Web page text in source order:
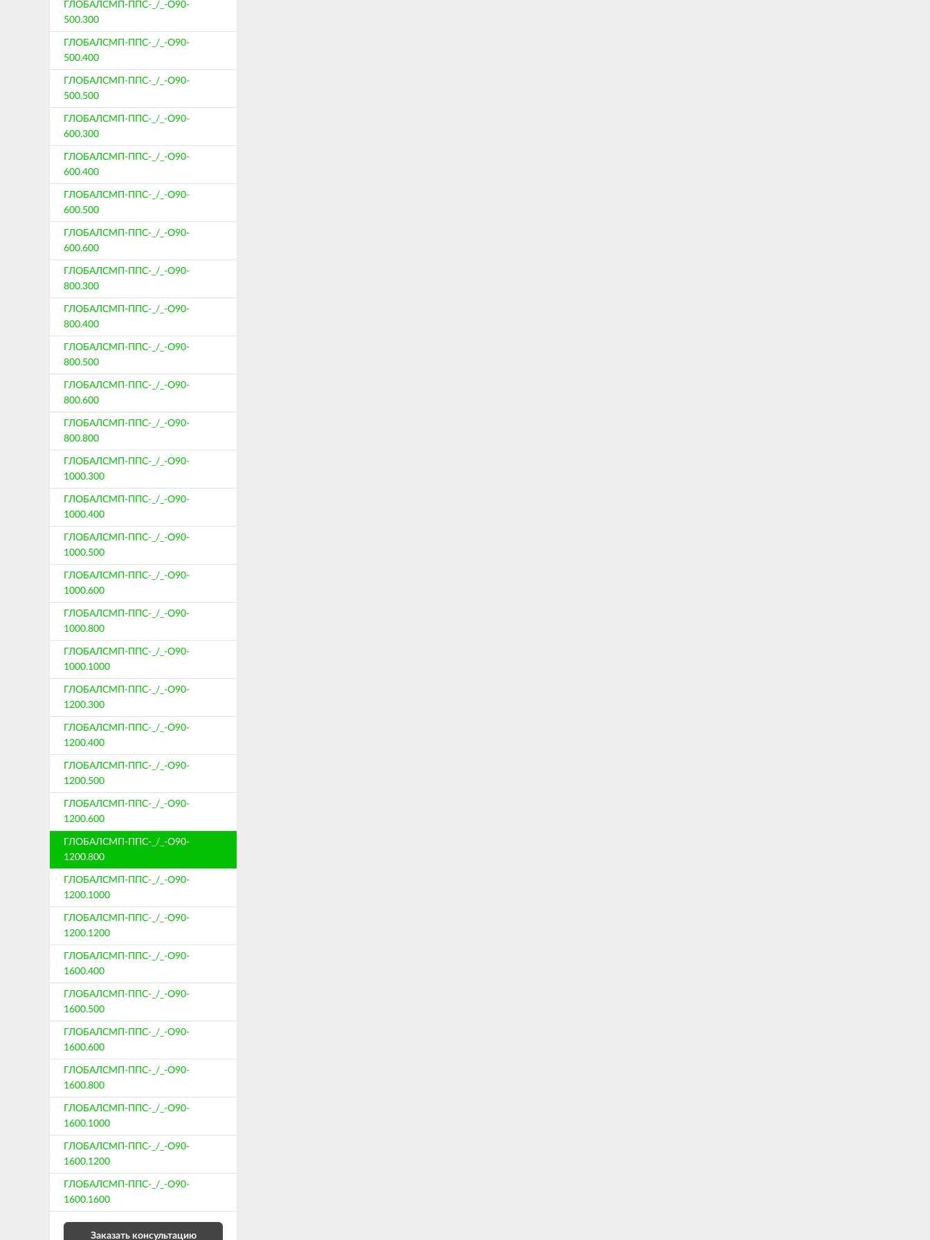
ГЛОБАЛСМП-ППС-_/_-О90-
500.300
ГЛОБАЛСМП-ППС-_/_-О90-
500.400
ГЛОБАЛСМП-ППС-_/_-О90-
500.500
ГЛОБАЛСМП-ППС-_/_-О90-
600.300
ГЛОБАЛСМП-ППС-_/_-О90-
600.400
ГЛОБАЛСМП-ППС-_/_-О90-
600.500
ГЛОБАЛСМП-ППС-_/_-О90-
600.600
ГЛОБАЛСМП-ППС-_/_-О90-
800.300
ГЛОБАЛСМП-ППС-_/_-О90-
800.400
ГЛОБАЛСМП-ППС-_/_-О90-
800.500
ГЛОБАЛСМП-ППС-_/_-О90-
800.600
ГЛОБАЛСМП-ППС-_/_-О90-
800.800
ГЛОБАЛСМП-ППС-_/_-О90-
1000.300
ГЛОБАЛСМП-ППС-_/_-О90-
1000.400
ГЛОБАЛСМП-ППС-_/_-О90-
1000.500
ГЛОБАЛСМП-ППС-_/_-О90-
1000.600
ГЛОБАЛСМП-ППС-_/_-О90-
1000.800
ГЛОБАЛСМП-ППС-_/_-О90-
1000.1000
ГЛОБАЛСМП-ППС-_/_-О90-
1200.300
ГЛОБАЛСМП-ППС-_/_-О90-
1200.400
ГЛОБАЛСМП-ППС-_/_-О90-
1200.500
ГЛОБАЛСМП-ППС-_/_-О90-
1200.600
ГЛОБАЛСМП-ППС-_/_-О90-
1200.800
ГЛОБАЛСМП-ППС-_/_-О90-
1200.1000
ГЛОБАЛСМП-ППС-_/_-О90-
1200.1200
ГЛОБАЛСМП-ППС-_/_-О90-
1600.400
ГЛОБАЛСМП-ППС-_/_-О90-
1600.500
ГЛОБАЛСМП-ППС-_/_-О90-
1600.600
ГЛОБАЛСМП-ППС-_/_-О90-
1600.800
ГЛОБАЛСМП-ППС-_/_-О90-
1600.1000
ГЛОБАЛСМП-ППС-_/_-О90-
1600.1200
ГЛОБАЛСМП-ППС-_/_-О90-
1600.1600
Заказать консультацию